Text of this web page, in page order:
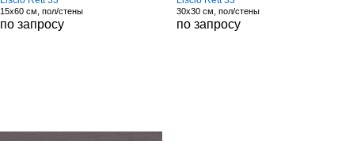
15x60 см, пол/стены
по запросу
30x30 см, пол/стены
по запросу